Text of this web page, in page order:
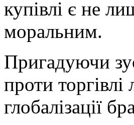
купівлі є не
моральним.
Пригадуючи
проти
глобалізації